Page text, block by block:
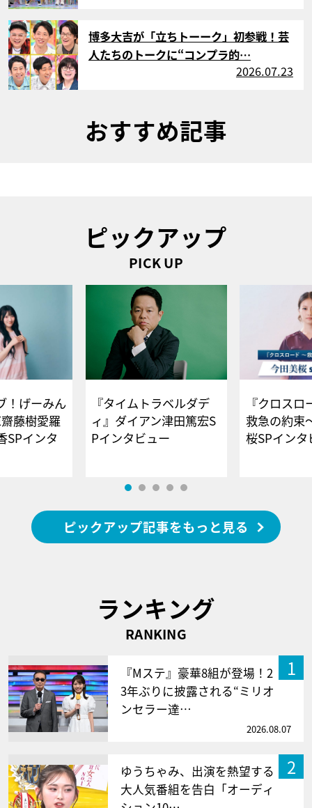
サムネイル
博多大吉が「立ちトーーク」初参戦！芸
人たちのトークに“コンプラ的…
2026.07.23
おすすめ記事
ピックアップ
PICK UP
！げーみん
藤樹愛羅
SPインタ
『タイムトラベルダデ
ィ』ダイアン津田篤宏S
Pインタビュー
『クロス
救急の約束
桜SPイ
ピックアップ記事をもっと見る
ランキング
RANKING
1
『Mステ』豪華8組が登場！2
3年ぶりに披露される“ミリオ
ンセラー達…
2026.08.07
2
ゆうちゃみ、出演を熱望する
大人気番組を告白「オーディ